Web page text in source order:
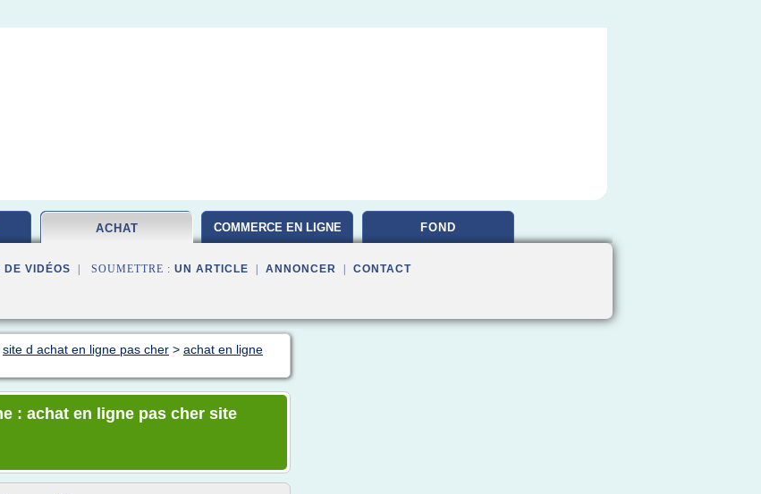
ACHAT COMMERCE EN LIGNE FOND
DE VIDÉOS | SOUMETTRE : UN ARTICLE ANNONCER CONTACT
site d achat en ligne pas cher > achat en ligne
: achat en ligne pas cher site